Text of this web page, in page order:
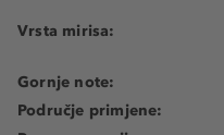
Vrsta mirisa:
Gornje note:
Područje primjene: